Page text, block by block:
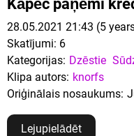
Kāpēc paņēmi
28.05.2021 21:43 (5
Skatījumi: 6
Kategorijas: Dzēstie
Klipa autors: knorfs
Oriģinālais nosaukums:
Lejupielādēt